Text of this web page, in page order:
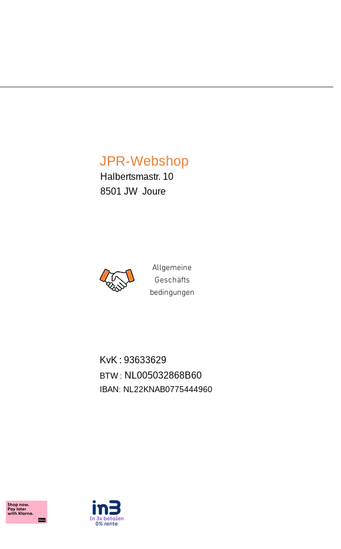
JPR-Webshop
Halbertsmastr. 10
8501 JW Joure
Allgemeine
Geschäfts
bedingungen
KvK : 93633629
BTW : NL005032868B60
IBAN: NL22KNAB0775444960